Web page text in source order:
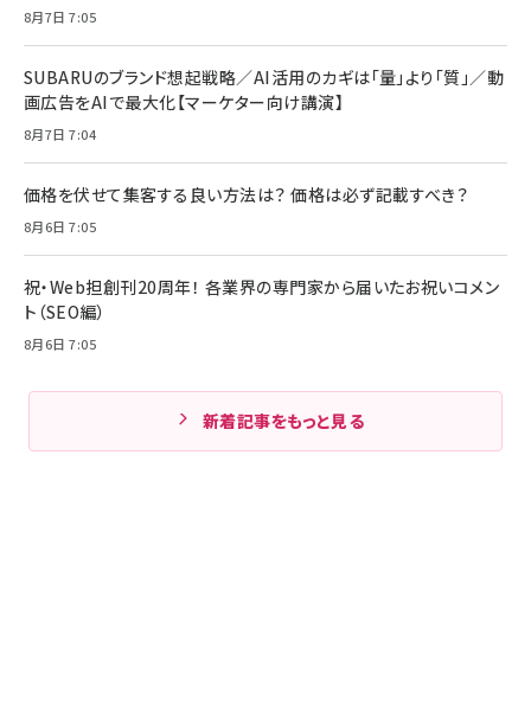
8月7日 7:05
SUBARUのブランド想起戦略／AI活用のカギは「量」より「質」／動
画広告をAIで最大化【マーケター向け講演】
8月7日 7:04
価格を伏せて集客する良い方法は？ 価格は必ず記載すべき？
8月6日 7:05
祝・Web担創刊20周年！ 各業界の専門家から届いたお祝いコメン
ト（SEO編）
8月6日 7:05
新着記事をもっと見る